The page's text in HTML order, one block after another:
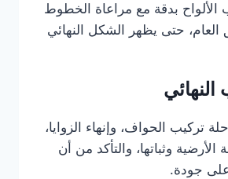
الألواح بدقة مع مراعاة الخطوط
العام، حتى يظهر الشكل النهائي
تركيب الحواف، وإنهاء الزوايا،
وثباتها، والتأكد من أن
جودة.